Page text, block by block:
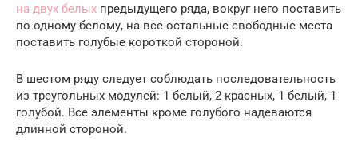
на двух белых предыдущего ряда, вокруг него поставить
по одному белому, на все остальные свободные места
поставить голубые короткой стороной.
В шестом ряду следует соблюдать последовательность
из треугольных модулей: 1 белый, 2 красных, 1 белый, 1
голубой. Все элементы кроме голубого надеваются
длинной стороной.